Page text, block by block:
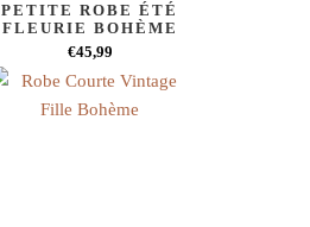
PETITE ROBE ÉTÉ
FLEURIE BOHÈME
€45,99